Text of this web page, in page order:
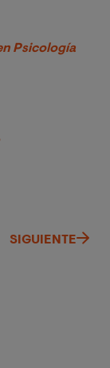
Psicología
SIGUIENTE